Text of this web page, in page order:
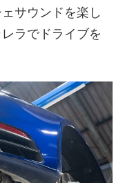
サウンドを楽し
ラでドライブを